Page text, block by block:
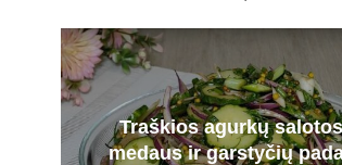
Traškios agurkų
medaus ir garstyčių